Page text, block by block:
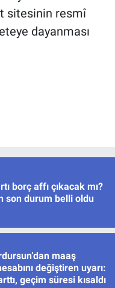
sitesinin resmî
dayanması
borç affı çıkacak mı?
son durum belli oldu
maaş
değiştiren uyarı:
geçim süresi kısaldı